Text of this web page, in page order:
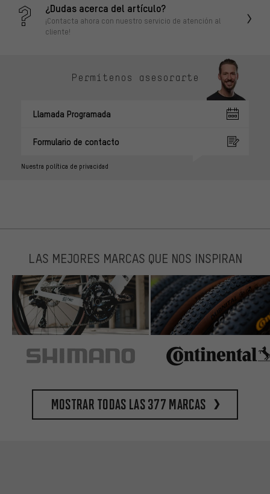
¿Dudas acerca del artículo?
¡Contacta ahora con nuestro servicio de atención al
cliente!
Permítenos asesorarte
Llamada Programada
Formulario de contacto
Nuestra política de privacidad
LAS MEJORES MARCAS QUE NOS INSPIRAN
Mostrar todas las 377 marcas